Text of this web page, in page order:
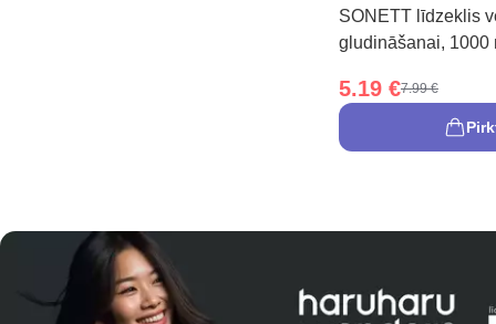
SONETT līdzeklis
gludināšanai, 1000
5.19 €7.99 €